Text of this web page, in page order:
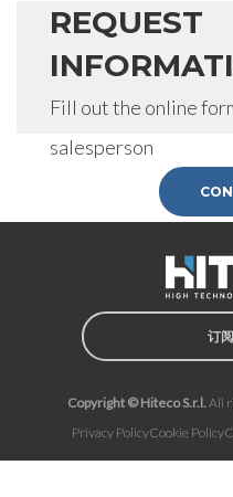
REQUEST
Fill out the online
salesperson
订
Copyright © Hiteco S.r.l. All
Privacy PolicyCookie Policy